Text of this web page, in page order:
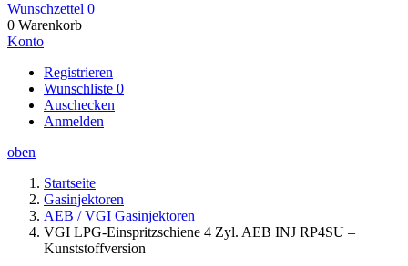
Wunschzettel 0
0 Warenkorb
Konto
Registrieren
Wunschliste 0
Auschecken
Anmelden
oben
Startseite
Gasinjektoren
AEB / VGI Gasinjektoren
VGI LPG-Einspritzschiene 4 Zyl. AEB INJ RP4SU –
Kunststoffversion